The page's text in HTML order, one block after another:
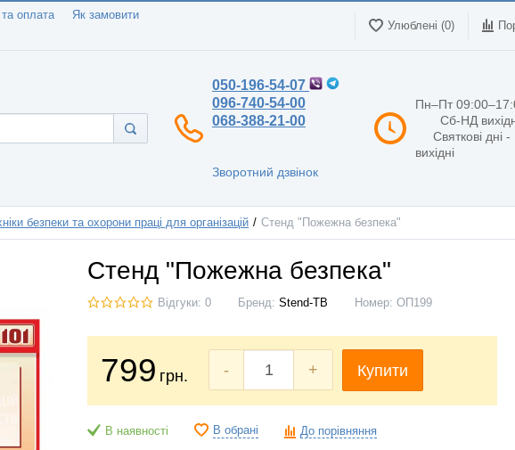
оплата
Як замовити
Улюблені (0)
050-196-54-07
096-740-54-00
068-388-21-00
Зворотний дзвінок
Пн–Пт
Сб-НД
Святкові дні -
вихідні
безпеки та охорони праці для організацій Стенд "Пожежна безпека"
Стенд "Пожежна безпека"
Відгуки: 0 Бренд: Stend-TB Номер: ОП199
799 грн. - + Купити
В наявності В обрані До порівняння